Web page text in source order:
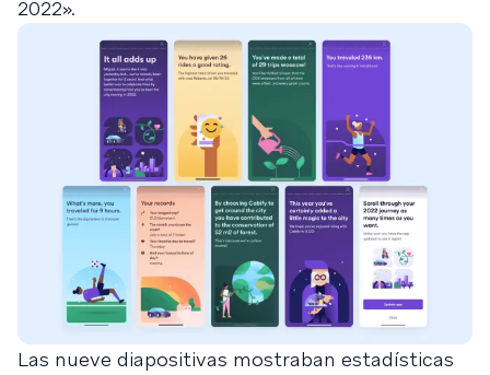
2022».
Las nueve diapositivas mostraban estadísticas